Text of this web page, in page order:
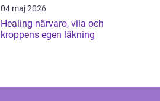
04 maj 2026
Healing närvaro, vila och
kroppens egen läkning